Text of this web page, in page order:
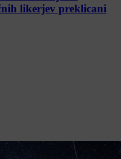
likerjev preklicani